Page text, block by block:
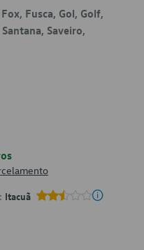
Fusca, Gol, Golf,
Saveiro,
Itacuã